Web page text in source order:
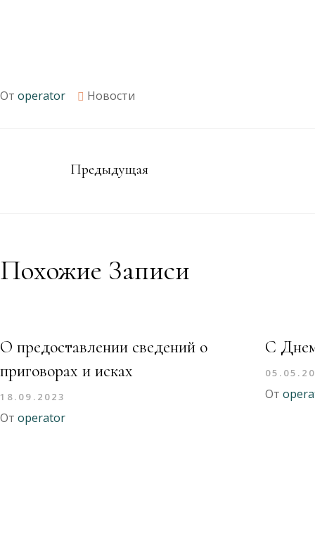
От operator Новости
Предыдущая
Похожие Записи
О предоставлении сведений о
приговорах и исках
18.09.2023
От operator
С
От